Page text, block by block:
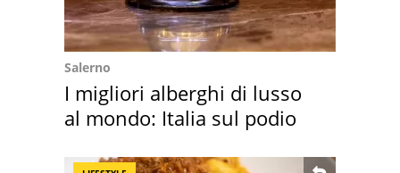
Salerno
I migliori alberghi di lusso
al mondo: Italia sul podio